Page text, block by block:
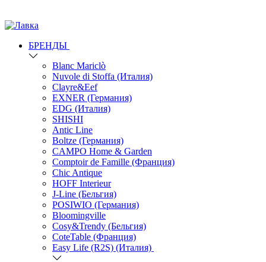
БРЕНДЫ
Blanc Mariclò
Nuvole di Stoffa (Италия)
Clayre&Eef
EXNER (Германия)
EDG (Италия)
SHISHI
Antic Line
Boltze (Германия)
CAMPO Home & Garden
Comptoir de Famille (Франция)
Chic Antique
HOFF Interieur
J-Line (Бельгия)
POSIWIO (Германия)
Bloomingville
Cosy&Trendy (Бельгия)
CoteTable (Франция)
Easy Life (R2S) (Италия)